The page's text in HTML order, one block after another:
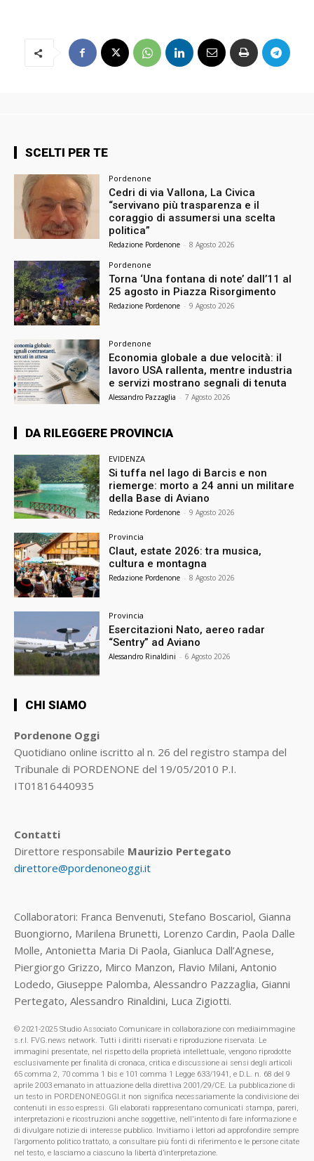
SCELTI PER TE
Pordenone
Cedri di via Vallona, La Civica
“servivano più trasparenza e il
coraggio di assumersi una scelta
politica”
Redazione Pordenone - 8 Agosto 2026
Pordenone
Torna ‘Una fontana di note’ dall’11 al
25 agosto in Piazza Risorgimento
Redazione Pordenone - 9 Agosto 2026
Pordenone
Economia globale a due velocità: il
lavoro USA rallenta, mentre industria
e servizi mostrano segnali di tenuta
Alessandro Pazzaglia - 7 Agosto 2026
DA RILEGGERE PROVINCIA
EVIDENZA
Si tuffa nel lago di Barcis e non
riemerge: morto a 24 anni un militare
della Base di Aviano
Redazione Pordenone - 9 Agosto 2026
Provincia
Claut, estate 2026: tra musica,
cultura e montagna
Redazione Pordenone - 8 Agosto 2026
Provincia
Esercitazioni Nato, aereo radar
“Sentry” ad Aviano
Alessandro Rinaldini - 6 Agosto 2026
CHI SIAMO
Pordenone Oggi
Quotidiano online iscritto al n. 26 del registro stampa del
Tribunale di PORDENONE del 19/05/2010 P.I.
IT01816440935
Contatti
Direttore responsabile Maurizio Pertegato
direttore@pordenoneoggi.it
Collaboratori: Franca Benvenuti, Stefano Boscariol, Gianna
Buongiorno, Marilena Brunetti, Lorenzo Cardin, Paola Dalle
Molle, Antonietta Maria Di Paola, Gianluca Dall’Agnese,
Piergiorgo Grizzo, Mirco Manzon, Flavio Milani, Antonio
Lodedo, Giuseppe Palomba, Alessandro Pazzaglia, Gianni
Pertegato, Alessandro Rinaldini, Luca Zigiotti.
© 2021-2025 Studio Associato Comunicare in collaborazione con mediaimmagine
s.r.l. FVG.news network. Tutti i diritti riservati e riproduzione riservata. Le
immagini presentate, nel rispetto della proprietà intellettuale, vengono riprodotte
esclusivamente per finalità di cronaca, critica e discussione ai sensi degli articoli
65 comma 2, 70 comma 1 bis e 101 comma 1 Legge 633/1941, e D.L. n. 68 del 9
aprile 2003 emanato in attuazione della direttiva 2001/29/CE. La pubblicazione di
un testo in PORDENONEOGGI.it non significa necessariamente la condivisione dei
contenuti in esso espressi. Gli elaborati rappresentano comunicati stampa, pareri,
interpretazioni e ricostruzioni anche soggettive, nell'intento di fare informazione e
di divulgare notizie di interesse pubblico. Invitiamo i lettori ad approfondire sempre
l’argomento politico trattato, a consultare più fonti di riferimento e le persone citate
nel testo, e lasciamo a ciascuno la libertà d’interpretazione.